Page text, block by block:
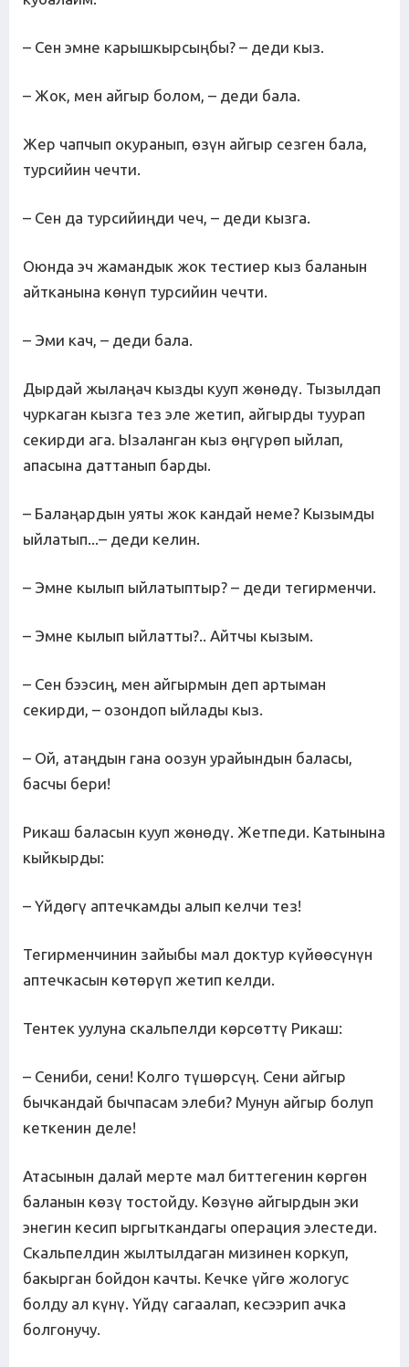
– Сен эмне карышкырсыңбы? – деди кыз.
– Жок, мен айгыр болом, – деди бала.
Жер чапчып окуранып, өзүн айгыр сезген бала,
турсийин чечти.
– Сен да турсийиңди чеч, – деди кызга.
Оюнда эч жамандык жок тестиер кыз баланын
айтканына көнүп турсийин чечти.
– Эми кач, – деди бала.
Дырдай жылаңач кызды кууп жөнөдү. Тызылдап
чуркаган кызга тез эле жетип, айгырды туурап
секирди ага. Ызаланган кыз өңгүрөп ыйлап,
апасына даттанып барды.
– Балаңардын уяты жок кандай неме? Кызымды
ыйлатып...– деди келин.
– Эмне кылып ыйлатыптыр? – деди тегирменчи.
– Эмне кылып ыйлатты?.. Айтчы кызым.
– Сен бээсиң, мен айгырмын деп артыман
секирди, – озондоп ыйлады кыз.
– Ой, атаңдын гана оозун урайындын баласы,
басчы бери!
Рикаш баласын кууп жөнөдү. Жетпеди. Катынына
кыйкырды:
– Үйдөгү аптечкамды алып келчи тез!
Тегирменчинин зайыбы мал доктур күйөөсүнүн
аптечкасын көтөрүп жетип келди.
Тентек уулуна скальпелди көрсөттү Рикаш:
– Сениби, сени! Колго түшөрсүң. Сени айгыр
бычкандай бычпасам элеби? Мунун айгыр болуп
кеткенин деле!
Атасынын далай мерте мал биттегенин көргөн
баланын көзү тостойду. Көзүнө айгырдын эки
энегин кесип ыргыткандагы операция элестеди.
Скальпелдин жылтылдаган мизинен коркуп,
бакырган бойдон качты. Кечке үйгө жологус
болду ал күнү. Үйдү сагаалап, кесээрип ачка
болгонучу.